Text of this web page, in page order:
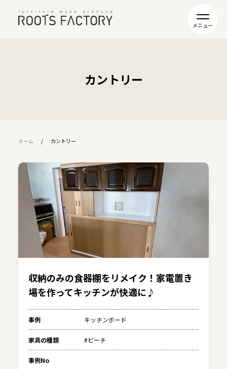
カントリー
ホーム カントリー
収納のみの食器棚をリメイク！家電置き
場を作ってキッチンが快適に♪
事例 キッチンボード
家具の種類 #ビーチ
事例No